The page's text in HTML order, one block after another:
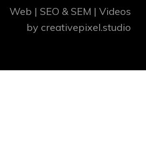
Web | SEO & SEM | Videos
by creativepixel.studio